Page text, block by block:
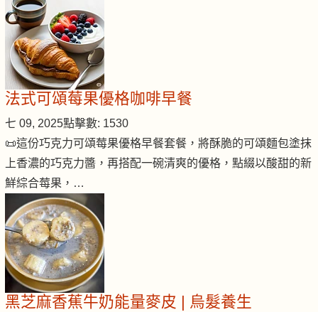
法式可頌莓果優格咖啡早餐
七 09, 2025點擊數: 1530
📜這份巧克力可頌莓果優格早餐套餐，將酥脆的可頌麵包塗抹
上香濃的巧克力醬，再搭配一碗清爽的優格，點綴以酸甜的新
鮮綜合莓果，…
黑芝麻香蕉牛奶能量麥皮 | 烏髮養生